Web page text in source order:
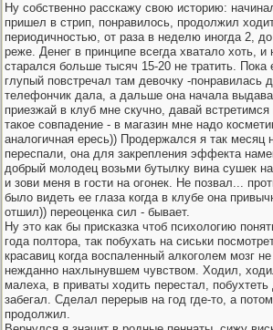
Ну собственно расскажу свою историю:
пришел в стрип, понравилось, продолжил
периодичностью, от раза в неделю иногда 2,
реже. Денег в принципе всегда хватало хоть, и
старался больше тысяч 15-20 не тратить.
глупый повстречал там девочку -понравилась
телефончик дала, а дальше она начала
приезжай в клуб мне скучно, давай
такое совпадение - в магазин мне надо
аналогичная ересь)) Продержался я так
переспали, она для закрепления эффекта
добрый молодец возьми бутылку вина сушек
и зови меня в гости на огонек. Не позвал...
было видеть ее глаза когда в клубе она
отшил)) переоценка сил - бывает.
Ну это как бы присказка чтоб психологию
года полтора, так побухать на сиськи
красавиц когда воспаленный алкоголем мозг
нежданно нахлынувшем чувством. Ходил,
малеха, в приваты ходить перестал,
забегал. Сделал перерыв на год где-то, а
продолжил.